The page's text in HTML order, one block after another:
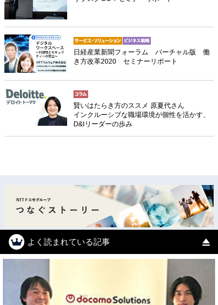
日経産業新聞フォーラム バーチャル版 働
き方改革2020 セミナーリポート
賢いはたらき方のススメ 原夏代さん
インクルーシブな職場環境が個性を活かす、
D&Iリーダーの歩み
よく読まれている記事